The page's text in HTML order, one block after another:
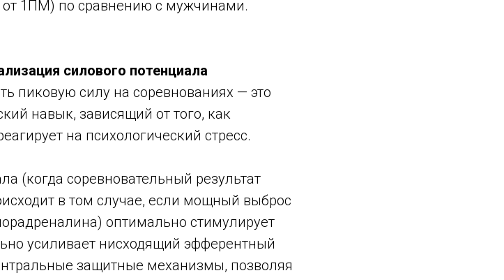
1ПМ) по сравнению с мужчинами.
силового потенциала
пиковую силу на соревнованиях — это
навык, зависящий от того, как
на психологический стресс.
(когда соревновательный результат
в том случае, если мощный выброс
оптимально стимулирует
усиливает нисходящий эфферентный
защитные механизмы, позволяя